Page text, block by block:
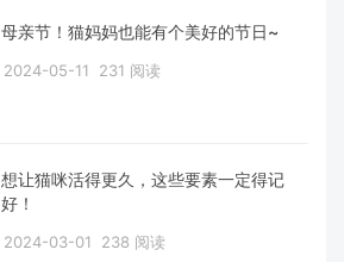
母亲节！猫妈妈也能有个美好的节日~
2024-05-11 231 阅读
想让猫咪活得更久，这些要素一定得记
好！
2024-03-01 238 阅读